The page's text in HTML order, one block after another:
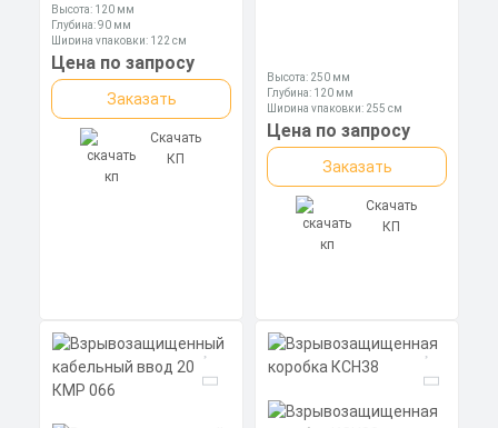
Высота: 120 мм
Глубина: 90 мм
Ширина упаковки: 122 см
Цена по запросу
Заказать
Скачать
КП
Высота: 250 мм
Глубина: 120 мм
Ширина упаковки: 255 см
Цена по запросу
Заказать
Скачать
КП